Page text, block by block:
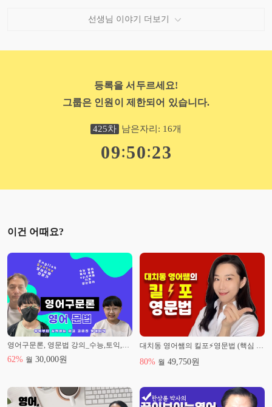
미션 인증 카페 https://cafe.naver.com/mayssam
선생님 이야기 더보기
등록을 서두르세요!
그룹은 인원이 제한되어 있습니다.
425차 남은자리: 16개
09:50:22
이건 어때요?
62% 월 30,000원 80% 월 49,750원